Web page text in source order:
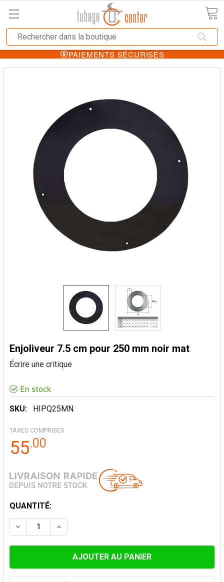
PAIEMENTS SÉCURISÉS
Enjoliveur 7.5 cm pour 250 mm noir mat
Écrire une critique
SKU: HIPQ25MN
TAXES COMPRISES
55.00
STOCK
ACTUEL:
QUANTITÉ:
DIMINUER LA QUANTITÉ DE ENJOLIVEUR 7.5 CM POUR
AUGMENTER LA QUANTITÉ DE